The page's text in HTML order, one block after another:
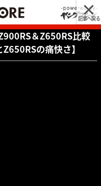
記事へ戻る
＆Z650RS比較
の痛快さ】